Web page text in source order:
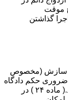
موقت
گذاشتن
سازش (مخصوص
ضروری حکم دادگاه
(در طلاق به تقاضای زن ) را مطالبه و اخذ نمایند.( ماده ۲۴ ) در